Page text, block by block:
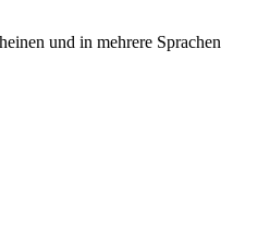
und in mehrere Sprachen